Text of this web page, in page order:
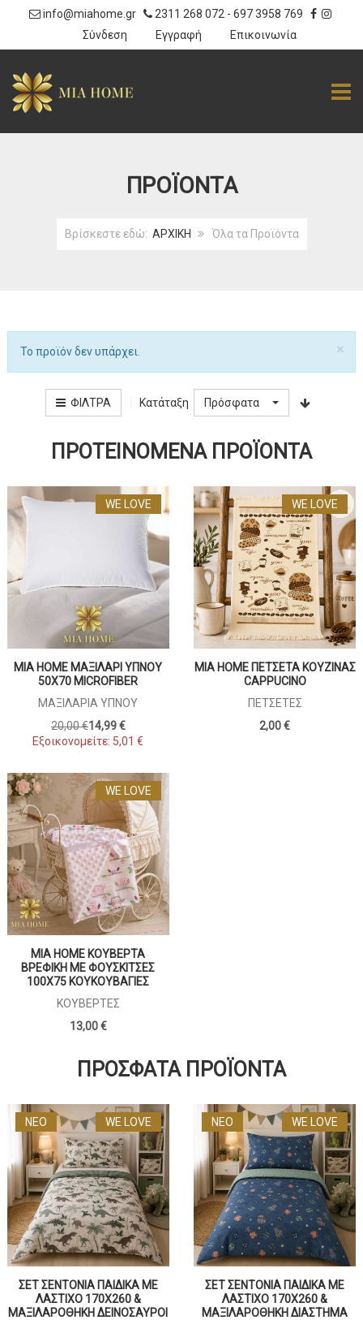
info@miahome.gr 2311 268 072 - 697 3958 769
Σύνδεση
Εγγραφή Επικοινωνία
ΠΡΟΪΌΝΤΑ
Βρίσκεστε εδώ: ΑΡΧΙΚΗ Όλα τα Προϊόντα
×
Ειδοποίηση
Το προϊόν δεν υπάρχει.
ΦΊΛΤΡΑ Κατάταξη Πρόσφατα
ΠΡΟΤΕΙΝΌΜΕΝΑ ΠΡΟΪΌΝΤΑ
WE LOVE
MIA HOME ΜΑΞΙΛΑΡΙ ΥΠΝΟΥ
50X70 MICROFIBER
ΜΑΞΙΛΆΡΙΑ ΎΠΝΟΥ
20,00 €14,99 €
Εξοικονομείτε: 5,01 €
WE LOVE
MIA HOME ΠΕΤΣΕΤΑ ΚΟΥΖΙΝΑΣ
CAPPUCINO
ΠΕΤΣΈΤΕΣ
2,00 €
WE LOVE
MIA HOME ΚΟΥΒΕΡΤΑ
ΒΡΕΦΙΚΗ ΜΕ ΦΟΥΣΚΙΤΣΕΣ
100X75 ΚΟΥΚΟΥΒΑΓΙΕΣ
ΚΟΥΒΈΡΤΕΣ
13,00 €
ΠΡΌΣΦΑΤΑ ΠΡΟΪΌΝΤΑ
ΝΕΟ WE LOVE
ΣΕΤ ΣΕΝΤΟΝΙΑ ΠΑΙΔΙΚΑ ΜΕ
ΛΑΣΤΙΧΟ 170Χ260 &
ΜΑΞΙΛΑΡΟΘΗΚΗ ΔΕΙΝΟΣΑΥΡΟΙ
ΝΕΟ WE LOVE
ΣΕΤ ΣΕΝΤΟΝΙΑ ΠΑΙΔΙΚΑ ΜΕ
ΛΑΣΤΙΧΟ 170Χ260 &
ΜΑΞΙΛΑΡΟΘΗΚΗ ΔΙΑΣΤΗΜΑ